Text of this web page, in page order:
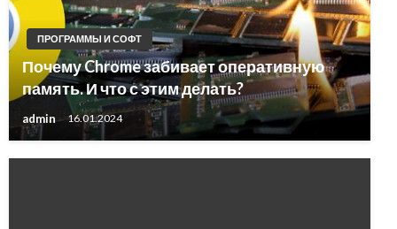
ПРОГРАММЫ И СОФТ
Почему Chrome забивает оперативную
память. И что с этим делать?
admin 16.01.2024